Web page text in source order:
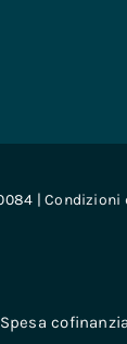
|Condizioni
Spesa